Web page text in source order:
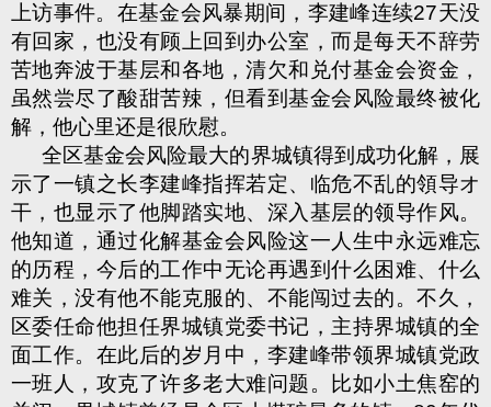
上访事件。在基金会风暴期间，李建峰连续27天没
有回家，也没有顾上回到办公室，而是每天不辞劳
苦地奔波于基层和各地，清欠和兑付基金会资金，
虽然尝尽了酸甜苦辣，但看到基金会风险最终被化
解，他心里还是很欣慰。
全区基金会风险最大的界城镇得到成功化解，展
示了一镇之长李建峰指挥若定、临危不乱的領导オ
干，也显示了他脚踏实地、深入基层的领导作风。
他知道，通过化解基金会风险这一人生中永远难忘
的历程，今后的工作中无论再遇到什么困难、什么
难关，没有他不能克服的、不能闯过去的。不久，
区委任命他担任界城镇党委书记，主持界城镇的全
面工作。在此后的岁月中，李建峰带领界城镇党政
一班人，攻克了许多老大难问题。比如小土焦窑的